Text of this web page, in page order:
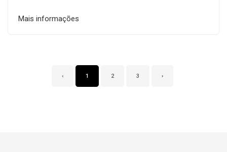
Mais informações
‹ 1 2 3 ›